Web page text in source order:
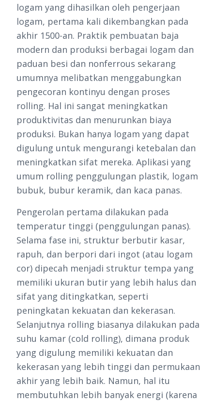
logam yang dihasilkan oleh pengerjaan
logam, pertama kali dikembangkan pada
akhir 1500-an. Praktik pembuatan baja
modern dan produksi berbagai logam dan
paduan besi dan nonferrous sekarang
umumnya melibatkan menggabungkan
pengecoran kontinyu dengan proses
rolling. Hal ini sangat meningkatkan
produktivitas dan menurunkan biaya
produksi. Bukan hanya logam yang dapat
digulung untuk mengurangi ketebalan dan
meningkatkan sifat mereka. Aplikasi yang
umum rolling penggulungan plastik, logam
bubuk, bubur keramik, dan kaca panas.
Pengerolan pertama dilakukan pada
temperatur tinggi (penggulungan panas).
Selama fase ini, struktur berbutir kasar,
rapuh, dan berpori dari ingot (atau logam
cor) dipecah menjadi struktur tempa yang
memiliki ukuran butir yang lebih halus dan
sifat yang ditingkatkan, seperti
peningkatan kekuatan dan kekerasan.
Selanjutnya rolling biasanya dilakukan pada
suhu kamar (cold rolling), dimana produk
yang digulung memiliki kekuatan dan
kekerasan yang lebih tinggi dan permukaan
akhir yang lebih baik. Namun, hal itu
membutuhkan lebih banyak energi (karena